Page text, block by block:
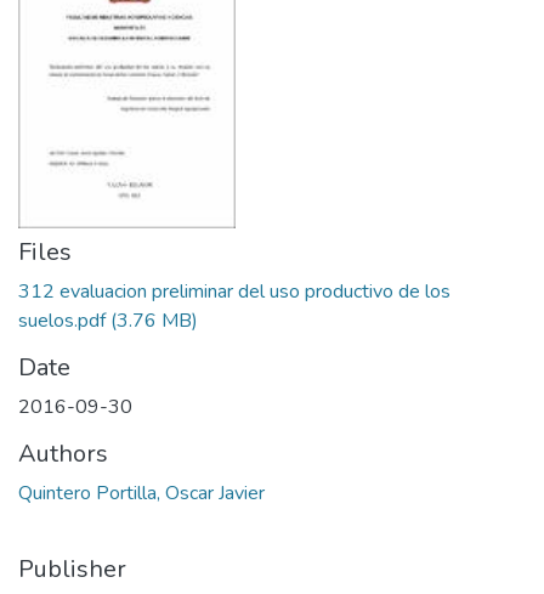
Files
312 evaluacion preliminar del uso productivo de los
suelos.pdf(3.76 MB)
Date
2016-09-30
Authors
Quintero Portilla, Oscar Javier
Publisher